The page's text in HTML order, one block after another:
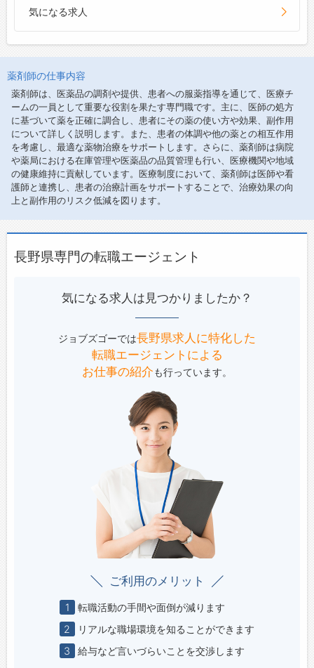
気になる求人
薬剤師の仕事内容
薬剤師は、医薬品の調剤や提供、患者への服薬指導を通じて、医療チ
ームの一員として重要な役割を果たす専門職です。主に、医師の処方
に基づいて薬を正確に調合し、患者にその薬の使い方や効果、副作用
について詳しく説明します。また、患者の体調や他の薬との相互作用
を考慮し、最適な薬物治療をサポートします。さらに、薬剤師は病院
や薬局における在庫管理や医薬品の品質管理も行い、医療機関や地域
の健康維持に貢献しています。医療制度において、薬剤師は医師や看
護師と連携し、患者の治療計画をサポートすることで、治療効果の向
上と副作用のリスク低減を図ります。
長野県専門の転職エージェント
気になる求人は見つかりましたか？
ジョブズゴーでは長野県求人に特化した
転職エージェントによる
お仕事の紹介も行っています。
ご利用のメリット
1
転職活動の手間や面倒が減ります
2
リアルな職場環境を知ることができます
3
給与など言いづらいことを交渉します